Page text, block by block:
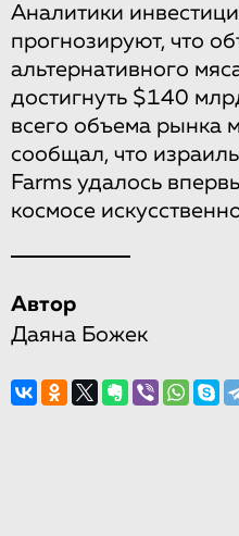
Аналитики
прогнозируют, что
альтернативного
достигнуть $140
всего объема рынка
сообщал, что
Farms удалось
космосе
Автор
Даяна Божек